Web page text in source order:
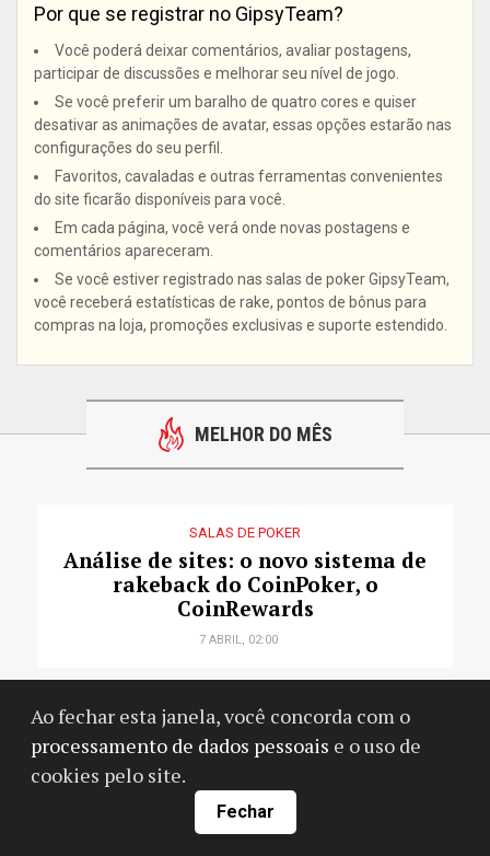
Por que se registrar no GipsyTeam?
Você poderá deixar comentários, avaliar postagens,
participar de discussões e melhorar seu nível de jogo.
Se você preferir um baralho de quatro cores e quiser
desativar as animações de avatar, essas opções estarão nas
configurações do seu perfil.
Favoritos, cavaladas e outras ferramentas convenientes
do site ficarão disponíveis para você.
Em cada página, você verá onde novas postagens e
comentários apareceram.
Se você estiver registrado nas salas de poker GipsyTeam,
você receberá estatísticas de rake, pontos de bônus para
compras na loja, promoções exclusivas e suporte estendido.
MELHOR DO MÊS
SALAS DE POKER
Análise de sites: o novo sistema de
rakeback do CoinPoker, o
CoinRewards
7 ABRIL, 02:00
TEORIA DO POKER
Não saia sempre apostando alto,
pense: como escolher sizings de
forma consciente
1 MARÇO, 08:00
Ao fechar esta janela, você concorda com o
processamento de dados pessoais e o uso de
cookies pelo site.
Fechar